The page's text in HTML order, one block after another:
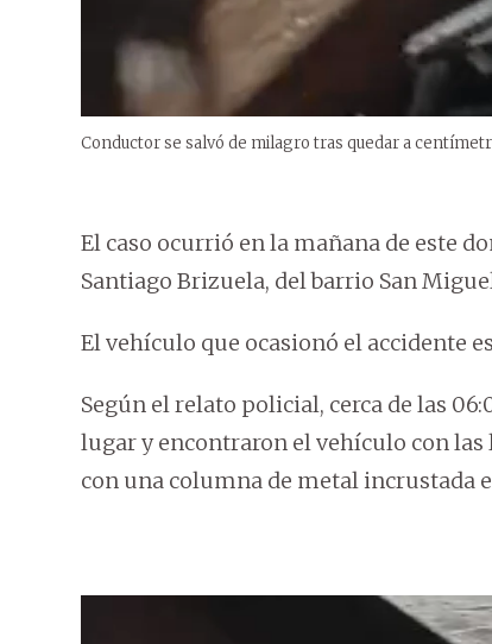
Conductor se salvó de milagro tras quedar a
El caso ocurrió en la mañana de este
Santiago Brizuela, del barrio San
El vehículo que ocasionó el accidente
Según el relato policial, cerca de las
lugar y encontraron el vehículo con las
con una columna de metal incrustada